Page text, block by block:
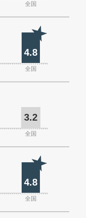
全国
4.8
全国
3.2
全国
4.8
全国